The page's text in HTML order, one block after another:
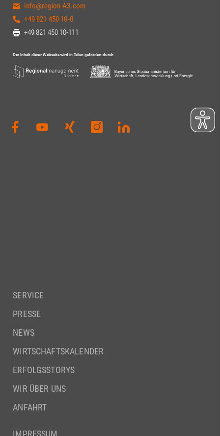
info@region-A3.com
+49 821 450 10-0
+49 821 450 10-111
SERVICE
PRESSE
NEWS
WIRTSCHAFTSKALENDER
ERFOLGSSTORYS
WIR ÜBER UNS
ANFAHRT
IMPRESSUM